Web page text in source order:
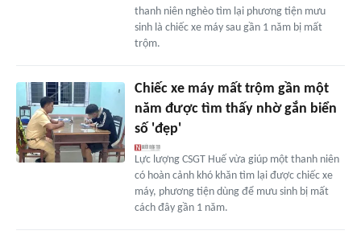
thanh niên nghèo tìm lại phương tiện mưu
sinh là chiếc xe máy sau gần 1 năm bị mất
trộm.
Chiếc xe máy mất trộm gần một
năm được tìm thấy nhờ gắn biển
số 'đẹp'
Lực lượng CSGT Huế vừa giúp một thanh niên
có hoàn cảnh khó khăn tìm lại được chiếc xe
máy, phương tiện dùng để mưu sinh bị mất
cách đây gần 1 năm.